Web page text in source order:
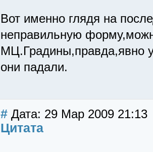
Вот именно глядя на
неправильную
МЦ.Градины,правда,явно
они падали.
# Дата: 29 Мар 2009 21:13
Цитата